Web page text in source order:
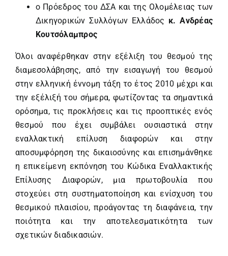
ο Πρόεδρος του ΔΣΑ και της Ολομέλειας των
Δικηγορικών Συλλόγων Ελλάδος κ. Ανδρέας
Κουτσόλαμπρος
Όλοι αναφέρθηκαν στην εξέλιξη του θεσμού της
διαμεσολάβησης, από την εισαγωγή του θεσμού
στην ελληνική έννομη τάξη το έτος 2010 μέχρι και
την εξέλιξή του σήμερα, φωτίζοντας τα σημαντικά
ορόσημα, τις προκλήσεις και τις προοπτικές ενός
θεσμού που έχει συμβάλει ουσιαστικά στην
εναλλακτική επίλυση διαφορών και στην
αποσυμφόρηση της δικαιοσύνης και επισημάνθηκε
η επικείμενη εκπόνηση του Κώδικα Εναλλακτικής
Επίλυσης Διαφορών, μια πρωτοβουλία που
στοχεύει στη συστηματοποίηση και ενίσχυση του
θεσμικού πλαισίου, προάγοντας τη διαφάνεια, την
ποιότητα και την αποτελεσματικότητα των
σχετικών διαδικασιών.